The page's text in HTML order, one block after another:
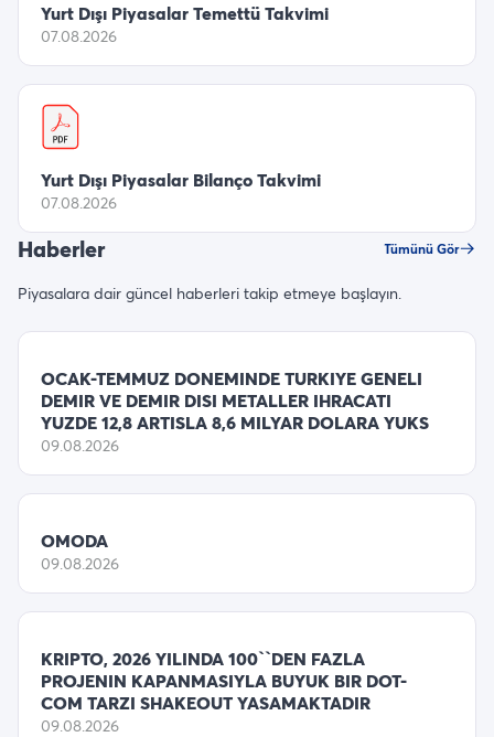
Yurt Dışı Piyasalar Temettü Takvimi
07.08.2026
Yurt Dışı Piyasalar Bilanço Takvimi
07.08.2026
Haberler Tümünü Gör
Piyasalara dair güncel haberleri takip etmeye başlayın.
OCAK-TEMMUZ DONEMINDE TURKIYE GENELI
DEMIR VE DEMIR DISI METALLER IHRACATI
YUZDE 12,8 ARTISLA 8,6 MILYAR DOLARA YUKS
09.08.2026
OMODA
09.08.2026
KRIPTO, 2026 YILINDA 100``DEN FAZLA
PROJENIN KAPANMASIYLA BUYUK BIR DOT-
COM TARZI SHAKEOUT YASAMAKTADIR
09.08.2026